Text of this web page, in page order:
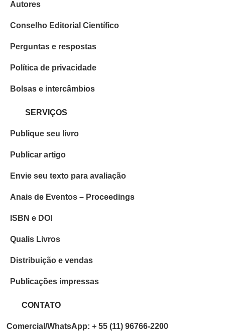
Autores
Conselho Editorial Científico
Perguntas e respostas
Política de privacidade
Bolsas e intercâmbios
SERVIÇOS
Publique seu livro
Publicar artigo
Envie seu texto para avaliação
Anais de Eventos – Proceedings
ISBN e DOI
Qualis Livros
Distribuição e vendas
Publicações impressas
CONTATO
Comercial/WhatsApp: + 55 (11) 96766-2200